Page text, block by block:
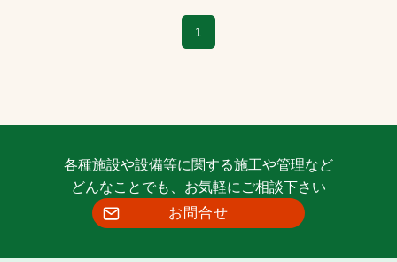
1
各種施設や設備等に関する施工や管理など
どんなことでも、お気軽にご相談下さい
お問合せ